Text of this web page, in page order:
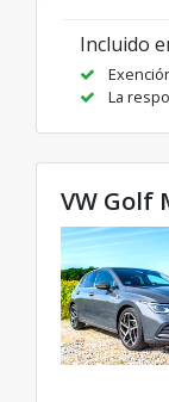
Incluido
La
VW Golf